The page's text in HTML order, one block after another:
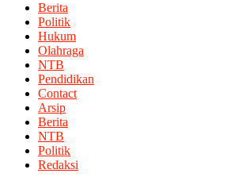
Berita
Politik
Hukum
Olahraga
NTB
Pendidikan
Contact
Arsip
Berita
NTB
Politik
Redaksi